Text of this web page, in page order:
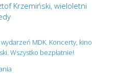
Krzemiński, wieloletni
MDK. Koncerty, kino
Wszystko bezpłatnie!